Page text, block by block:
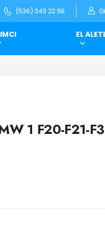
(536) 343 22 59
EL
1 F20-F21-